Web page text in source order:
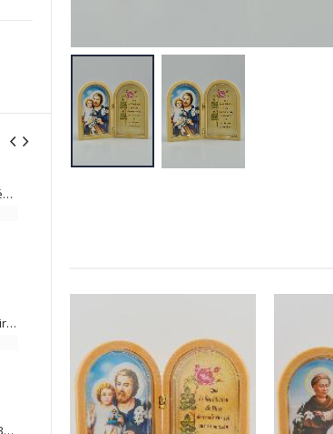
6 Bougies Teintées Masse Couleur Blanche
Statue Vierge Miraculeuse Lumineuse
Coffret Encens Benjoin + Charbon + Brûle-encens
€12.00 €9.60